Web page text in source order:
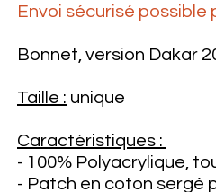
Envoi sécurisé
Bonnet, version Dakar
Taille : unique
Caractéristiques :
- 100% Polyacrylique,
- Patch en coton sergé